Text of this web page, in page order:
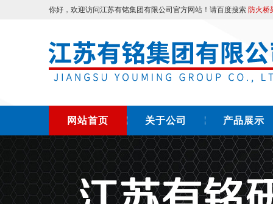
你好，欢迎访问江苏有铭集团有限公司官方网站！请百度搜索 防火桥
网站首页 关于公司 产品展示